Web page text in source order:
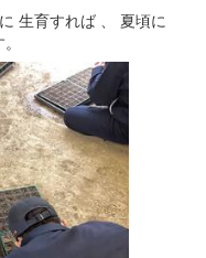
生育すれば 、 夏頃に